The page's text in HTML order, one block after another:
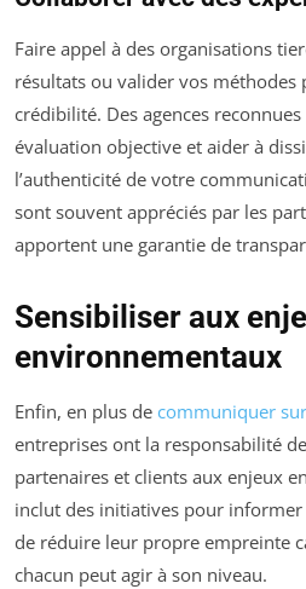
Faire appel à des organisations
résultats ou valider vos
crédibilité. Des agences
évaluation objective et aider à
l’authenticité de votre
sont souvent appréciés par les
apportent une garantie de
Sensibiliser aux
environnementaux
Enfin, en plus de communiquer
entreprises ont la responsabilité
partenaires et clients aux enjeux
inclut des initiatives pour
de réduire leur propre empreinte
chacun peut agir à son niveau.